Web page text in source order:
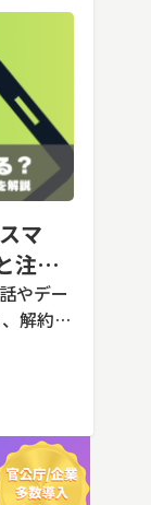
マ
注意
やデー
解約や
法人・